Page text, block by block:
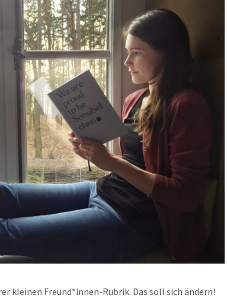
kleinen Freund*innen-Rubrik. Das soll sich ändern!